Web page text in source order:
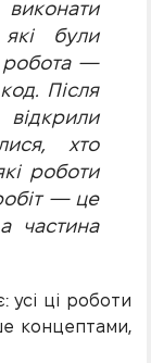
були
робота —
Після
відкрили
хто
роботи
— це
частина
усі ці роботи
концептами,